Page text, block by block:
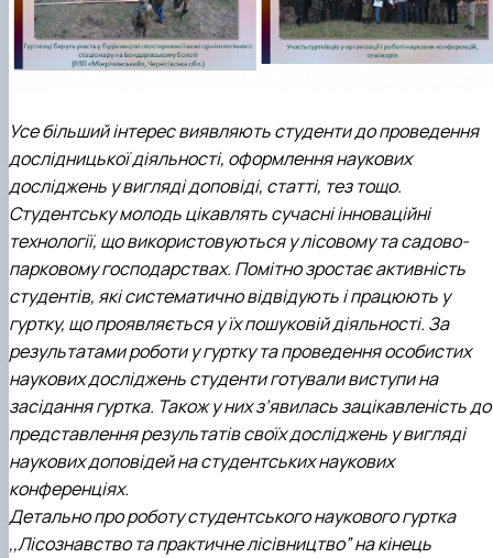
Усе більший інтерес виявляють студенти до проведення
дослідницької діяльності, оформлення наукових
досліджень у вигляді доповіді, статті, тез тощо.
Студентську молодь цікавлять сучасні інноваційні
технології, що використовуються у лісовому та садово-
парковому господарствах. Помітно зростає активність
студентів, які систематично відвідують і працюють у
гуртку, що проявляється у їх пошуковій діяльності. За
результатами роботи у гуртку та проведення особистих
наукових досліджень студенти готували виступи на
засідання гуртка. Також у них з’явилась зацікавленість до
представлення результатів своїх досліджень у вигляді
наукових доповідей на студентських наукових
конференціях.
Детально про роботу студентського наукового гуртка
,,Лісознавство та практичне лісівництво” на кінець